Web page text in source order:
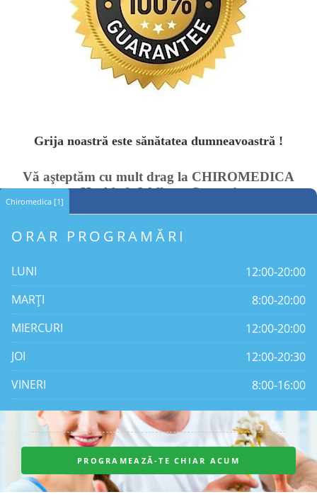
Grija noastră este sănătatea dumneavoastră !
Vă aşteptăm cu mult drag la CHIROMEDICA
Health & Wellness Center !